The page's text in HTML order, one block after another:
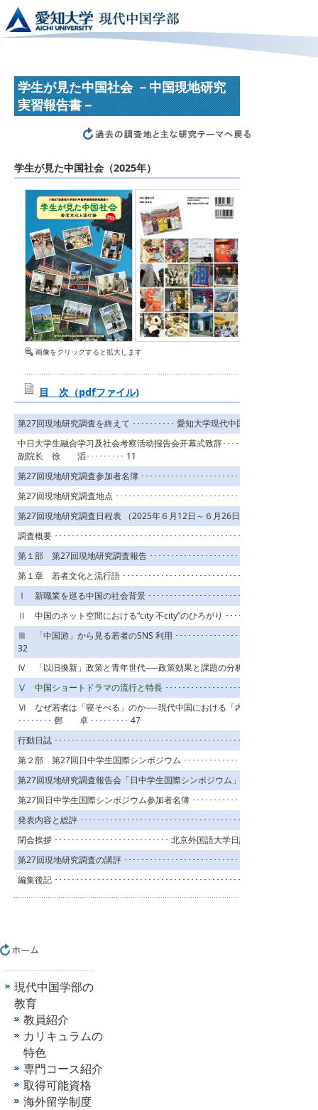
学生が見た中国社会 －中国現地研究
実習報告書－
学生が見た中国社会（2025年）
画像をクリックすると拡大します
目 次（pdfファイル)
第27回現地研究調査を終えて ･･････････ 愛知大学現代中国学部長 唐 燕霞
中日大学生融合学习及社会考察活动报告会开幕式致辞････････北京外国语大
副院长 徐 滔･････････ 11
第27回現地研究調査参加者名簿 ･････････････････････････････････････････
第27回現地研究調査地点 ･･･････････････････････････････････････････････
第27回現地研究調査日程表 （2025年６月12日～６月26日，８月23日～８月
調査概要 ･･･････････････････････････････････････････････････ 志摩玲果 ･
第１部 第27回現地研究調査報告 ･･･････････････････････････････････････
第１章 若者文化と流行語 ･････････････････････････････････････････････
Ⅰ 新職業を巡る中国の社会背景 ･･････････････････････････････ 鬼頭初佳
Ⅱ 中国のネット空間における“city 不city”のひろがり ･･･････････ 清水雄介 ･
Ⅲ 「中国游」から見る若者のSNS 利用 ･････････････････････････ 志摩玲果
32
Ⅳ 「以旧換新」政策と青年世代──政策効果と課題の分析 ･･･････ 榊原虎徹 ･
Ⅴ 中国ショートドラマの流行と特長 ･････････････････････････ 生川りの ･
Ⅵ なぜ若者は「寝そべる」のか──現代中国における「内巻」する社会と消
････････ 鄧 卓 ･････････ 47
行動日誌 ･････････････････････････････････････････････････････････････
第２部 第27回日中学生国際シンポジウム ･･･････････････････････････････
第27回現地研究調査報告会「日中学生国際シンポジウム」プログラム ･･･････
第27回日中学生国際シンポジウム参加者名簿 ･････････････････････････････
発表内容と総評 ･･･････････････････････････････････････････････････････
閉会挨拶 ･･･････････････････････････ 北京外国語大学日語学院 魏然副教授
第27回現地研究調査の講評 ･････････････････････････････････････････････
編集後記 ･････････････････････････････････････････････････････････････
現代中国学部の
教育
教員紹介
カリキュラムの
特色
専門コース紹介
取得可能資格
海外留学制度